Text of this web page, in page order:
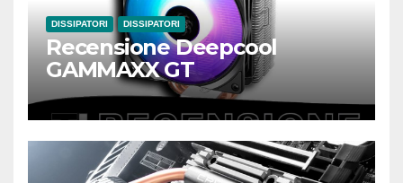
DISSIPATORI DISSIPATORI
Recensione Deepcool
GAMMAXX GT